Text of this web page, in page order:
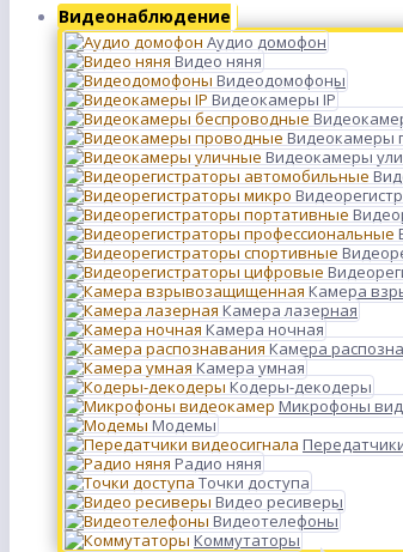
Видеонаблюдение
Аудио домофон
Видео няня
Видеодомофоны
Видеокамеры IP
Видеокамеры
Видеокамеры
Камера
Камера лазерная
Камера ночная
Камера
Камера умная
Кодеры-декодеры
Микрофоны
Модемы
Радио няня
Точки доступа
Видео ресиверы
Видеотелефоны
Коммутаторы